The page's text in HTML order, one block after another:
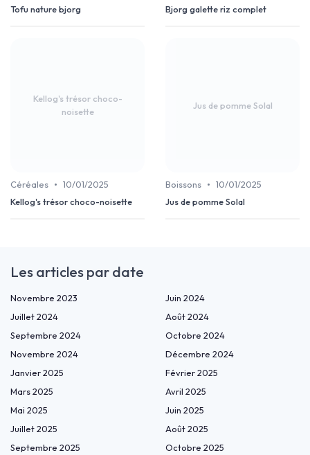
Tofu nature bjorg
Bjorg galette riz complet
Kellog's trésor choco-
noisette
Céréales • 10/01/2025
Kellog's trésor choco-noisette
Jus de pomme Solal
Boissons • 10/01/2025
Jus de pomme Solal
Les articles par date
Novembre 2023
Juin 2024
Juillet 2024
Août 2024
Septembre 2024
Octobre 2024
Novembre 2024
Décembre 2024
Janvier 2025
Février 2025
Mars 2025
Avril 2025
Mai 2025
Juin 2025
Juillet 2025
Août 2025
Septembre 2025
Octobre 2025